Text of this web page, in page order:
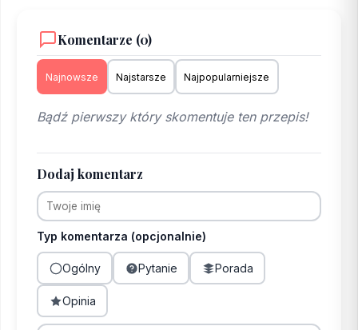
Komentarze (0)
Najnowsze Najstarsze Najpopularniejsze
Bądź pierwszy który skomentuje ten przepis!
Dodaj komentarz
Typ komentarza (opcjonalnie)
Ogólny Pytanie Porada
Opinia